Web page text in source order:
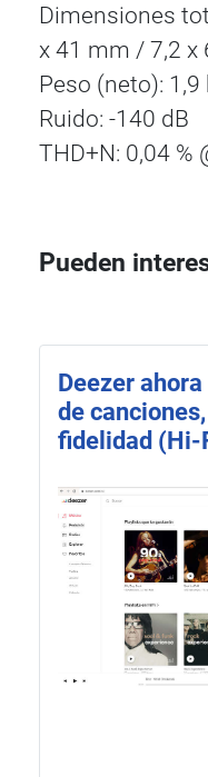
Dimensiones
x 41 mm / 7,2 x
Peso (neto): 1,9
Ruido: -140 dB
THD+N: 0,04 %
Pueden
Deezer
de
fidelidad (Hi-